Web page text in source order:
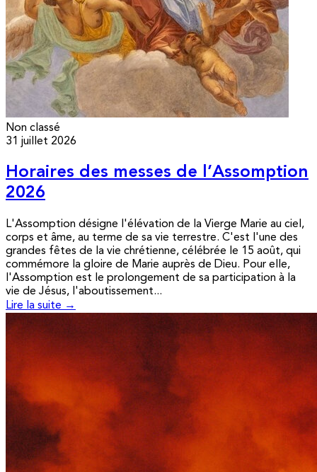
Non classé
31 juillet 2026
Horaires des messes de l’Assomption
2026
L'Assomption désigne l'élévation de la Vierge Marie au ciel,
corps et âme, au terme de sa vie terrestre. C'est l'une des
grandes fêtes de la vie chrétienne, célébrée le 15 août, qui
commémore la gloire de Marie auprès de Dieu. Pour elle,
l'Assomption est le prolongement de sa participation à la
vie de Jésus, l'aboutissement...
Lire la suite →